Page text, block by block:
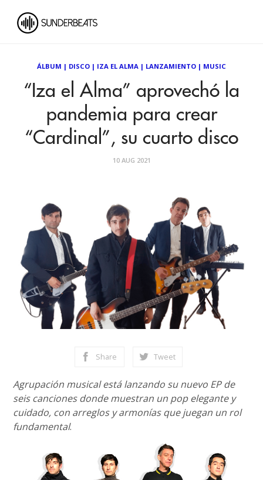
ÁLBUM | DISCO | IZA EL ALMA | LANZAMIENTO | MUSIC
“Iza el Alma” aprovechó la
pandemia para crear
“Cardinal”, su cuarto disco
10 AUG 2021
Share Tweet
Agrupación musical está lanzando su nuevo EP de
seis canciones donde muestran un pop elegante y
cuidado, con arreglos y armonías que juegan un rol
fundamental.